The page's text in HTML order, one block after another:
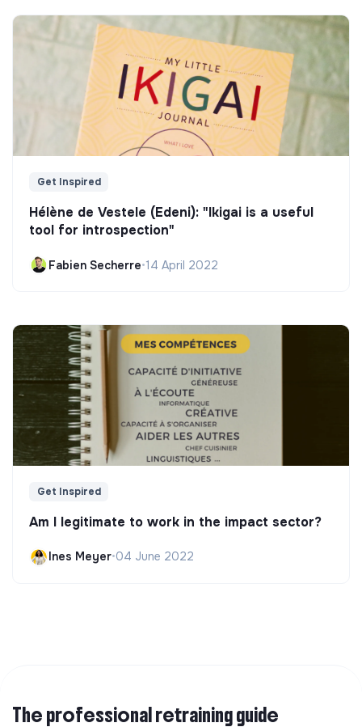
Get Inspired
Hélène de Vestele (Edeni): "Ikigai is a useful
tool for introspection"
Fabien Secherre•14 April 2022
Get Inspired
Am I legitimate to work in the impact sector?
Ines Meyer•04 June 2022
The professional retraining guide